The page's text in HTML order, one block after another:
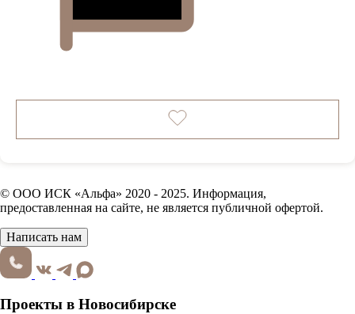
© ООО ИСК «Альфа» 2020 - 2025. Информация,
предоставленная на сайте, не является публичной офертой.
Написать нам
Проекты в Новосибирске